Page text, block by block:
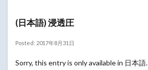
(日本語) 浸透圧
Posted: 2017年8月31日
Sorry, this entry is only available in 日本語.